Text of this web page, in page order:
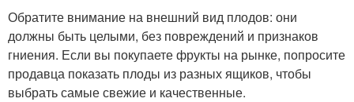
Обратите внимание на внешний вид плодов: они
должны быть целыми, без повреждений и признаков
гниения. Если вы покупаете фрукты на рынке, попросите
продавца показать плоды из разных ящиков, чтобы
выбрать самые свежие и качественные.